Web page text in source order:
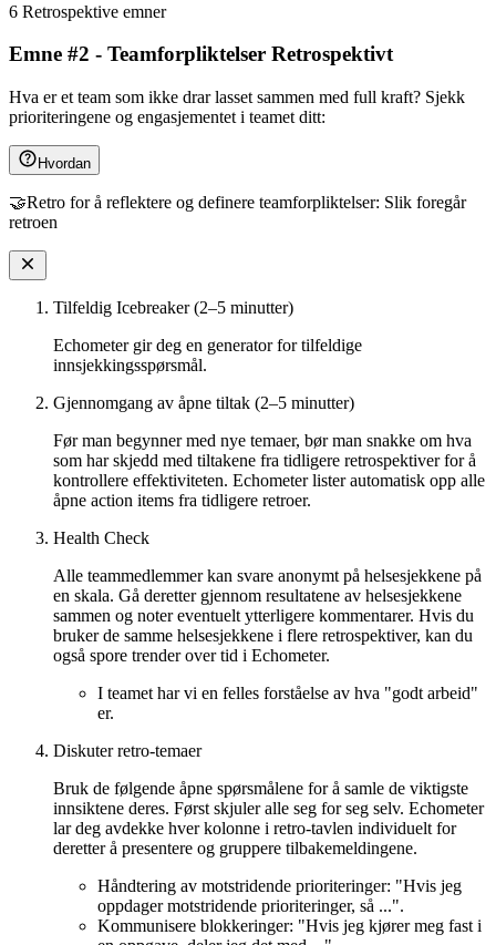
6 Retrospektive emner
Emne #2 - Teamforpliktelser Retrospektivt
Hva er et team som ikke drar lasset sammen med full kraft? Sjekk
prioriteringene og engasjementet i teamet ditt:
Hvordan
🤝Retro for å reflektere og definere teamforpliktelser: Slik foregår
retroen
Tilfeldig Icebreaker (2–5 minutter)
Echometer gir deg en generator for tilfeldige
innsjekkingsspørsmål.
Gjennomgang av åpne tiltak (2–5 minutter)
Før man begynner med nye temaer, bør man snakke om hva
som har skjedd med tiltakene fra tidligere retrospektiver for å
kontrollere effektiviteten. Echometer lister automatisk opp alle
åpne action items fra tidligere retroer.
Health Check
Alle teammedlemmer kan svare anonymt på helsesjekkene på
en skala. Gå deretter gjennom resultatene av helsesjekkene
sammen og noter eventuelt ytterligere kommentarer. Hvis du
bruker de samme helsesjekkene i flere retrospektiver, kan du
også spore trender over tid i Echometer.
I teamet har vi en felles forståelse av hva "godt arbeid"
er.
Diskuter retro-temaer
Bruk de følgende åpne spørsmålene for å samle de viktigste
innsiktene deres. Først skjuler alle seg for seg selv. Echometer
lar deg avdekke hver kolonne i retro-tavlen individuelt for
deretter å presentere og gruppere tilbakemeldingene.
Håndtering av motstridende prioriteringer: "Hvis jeg
oppdager motstridende prioriteringer, så ...".
Kommunisere blokkeringer: "Hvis jeg kjører meg fast i